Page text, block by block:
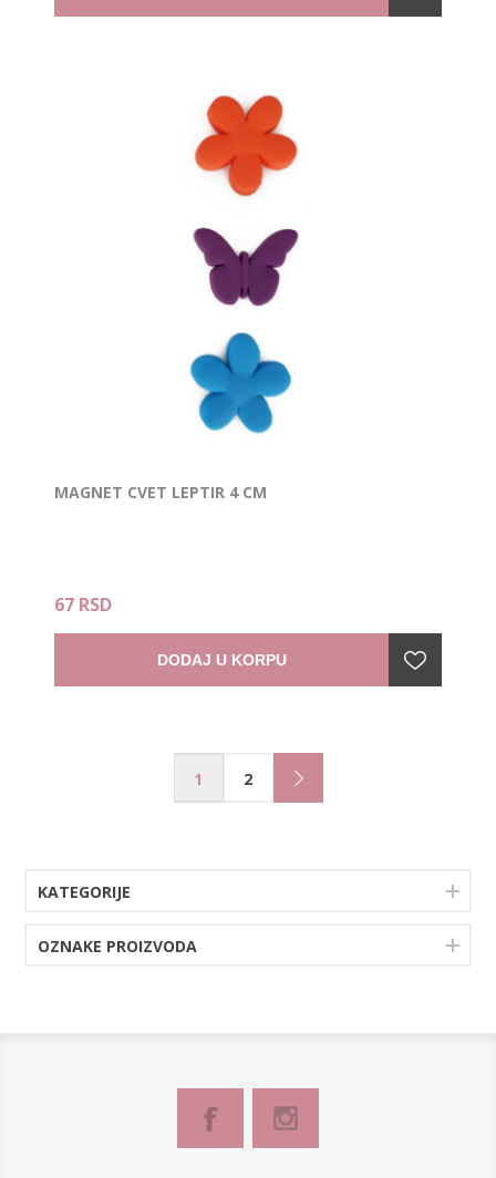
MAGNET CVET LEPTIR 4 CM
67 RSD
DODAJ U KORPU
1 2
KATEGORIJE
OZNAKE PROIZVODA